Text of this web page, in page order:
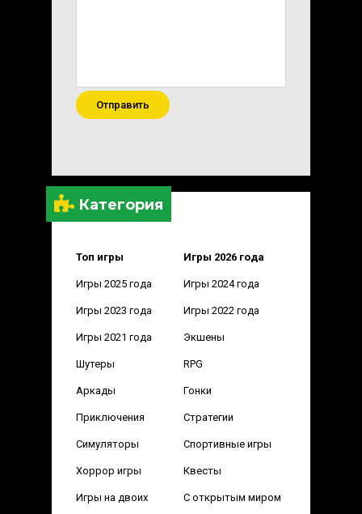
Категория
Топ игры Игры 2026 года
Игры 2025 года Игры 2024 года
Игры 2023 года Игры 2022 года
Игры 2021 года Экшены
Шутеры RPG
Аркады Гонки
Приключения Стратегии
Симуляторы Спортивные игры
Хоррор игры Квесты
Игры на двоих С открытым миром
Отправить